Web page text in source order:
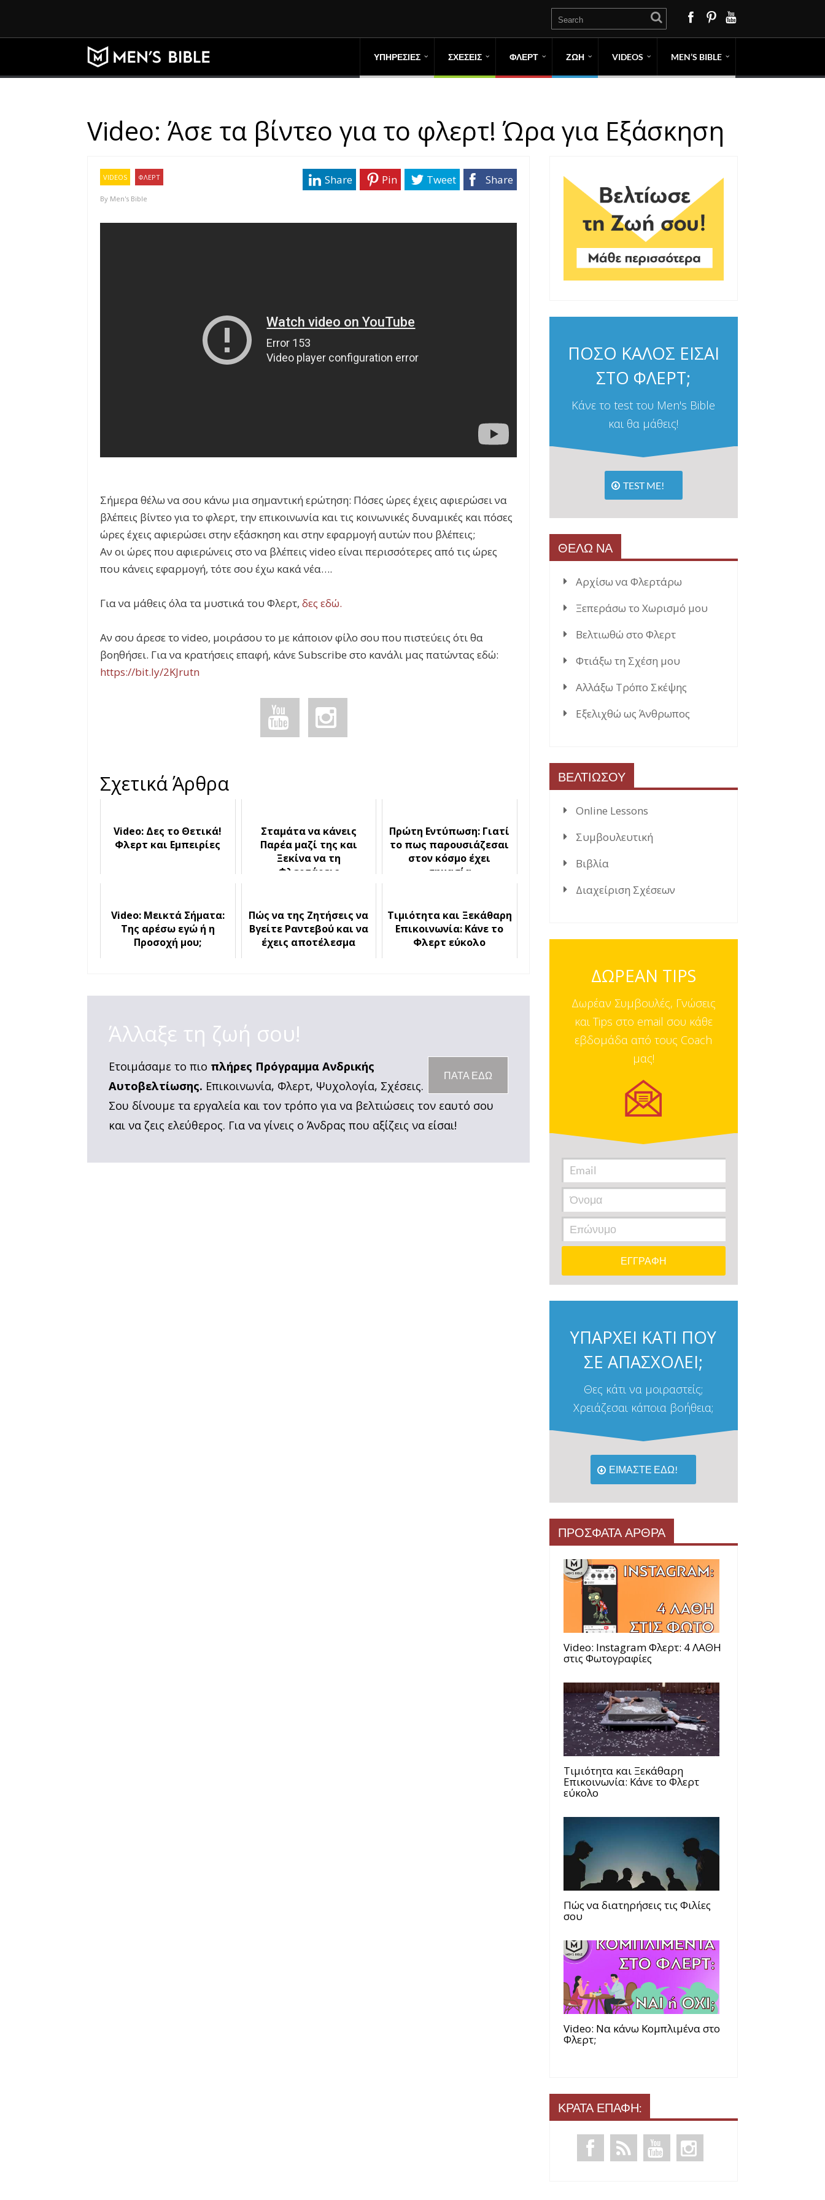
ΥΠΗΡΕΣΙΕΣ ΣΧΕΣΕΙΣ ΦΛΕΡΤ ΖΩΗ VIDEOS MEN’S BIBLE
Video: Άσε τα βίντεο για το φλερτ! Ώρα για Εξάσκηση
VIDEOS ΦΛΕΡΤ
By Men's Bible
Share
Tweet
Pin
Share
Σήμερα θέλω να σου κάνω μια σημαντική ερώτηση: Πόσες ώρες έχεις αφιερώσει να
βλέπεις βίντεο για το φλερτ, την επικοινωνία και τις κοινωνικές δυναμικές και πόσες
ώρες έχεις αφιερώσει στην εξάσκηση και στην εφαρμογή αυτών που βλέπεις;
Αν οι ώρες που αφιερώνεις στο να βλέπεις video είναι περισσότερες από τις ώρες
που κάνεις εφαρμογή, τότε σου έχω κακά νέα….
Για να μάθεις όλα τα μυστικά του Φλερτ, δες εδώ.
Αν σου άρεσε το video, μοιράσου το με κάποιον φίλο σου που πιστεύεις ότι θα
βοηθήσει. Για να κρατήσεις επαφή, κάνε Subscribe στο κανάλι μας πατώντας εδώ:
https://bit.ly/2KJrutn
Σχετικά Άρθρα
Video: Δες το Θετικά!
Φλερτ και Εμπειρίες
Σταμάτα να κάνεις
Παρέα μαζί της και
Ξεκίνα να τη
Φλερτάρεις
Πρώτη Εντύπωση: Γιατί
το πως παρουσιάζεσαι
στον κόσμο έχει
σημασία
Video: Μεικτά Σήματα:
Της αρέσω εγώ ή η
Προσοχή μου;
Πώς να της Ζητήσεις να
Βγείτε Ραντεβού και να
έχεις αποτέλεσμα
Τιμιότητα και Ξεκάθαρη
Επικοινωνία: Κάνε το
Φλερτ εύκολο
Άλλαξε τη ζωή σου!
ΠΑΤΑ ΕΔΩ
Ετοιμάσαμε το πιο πλήρες Πρόγραμμα Ανδρικής
Αυτοβελτίωσης. Επικοινωνία, Φλερτ, Ψυχολογία, Σχέσεις.
Σου δίνουμε τα εργαλεία και τον τρόπο για να βελτιώσεις τον εαυτό σου
και να ζεις ελεύθερος. Για να γίνεις ο Άνδρας που αξίζεις να είσαι!
ΠΟΣΟ ΚΑΛΟΣ ΕΙΣΑΙ
ΣΤΟ ΦΛΕΡΤ;
Κάνε το test του Men's Bible
και θα μάθεις!
TEST ME!
ΘΕΛΩ ΝΑ
Αρχίσω να Φλερτάρω
Ξεπεράσω το Χωρισμό μου
Βελτιωθώ στο Φλερτ
Φτιάξω τη Σχέση μου
Αλλάξω Τρόπο Σκέψης
Εξελιχθώ ως Άνθρωπος
ΒΕΛΤΙΩΣΟΥ
Online Lessons
Συμβουλευτική
Βιβλία
Διαχείριση Σχέσεων
ΔΩΡΕΑΝ TIPS
Δωρέαν Συμβουλές, Γνώσεις
και Tips στο email σου κάθε
εβδομάδα από τους Coach
μας!
ΥΠΑΡΧΕΙ ΚΑΤΙ ΠΟΥ
ΣΕ ΑΠΑΣΧΟΛΕΙ;
Θες κάτι να μοιραστείς;
Χρειάζεσαι κάποια βοήθεια;
ΕΙΜΑΣΤΕ ΕΔΩ!
ΠΡΟΣΦΑΤΑ ΑΡΘΡΑ
Video: Instagram Φλερτ: 4 ΛΑΘΗ
στις Φωτογραφίες
Τιμιότητα και Ξεκάθαρη
Επικοινωνία: Κάνε το Φλερτ
εύκολο
Πώς να διατηρήσεις τις Φιλίες
σου
Video: Να κάνω Κομπλιμένα στο
Φλερτ;
ΚΡΑΤΑ ΕΠΑΦΗ: